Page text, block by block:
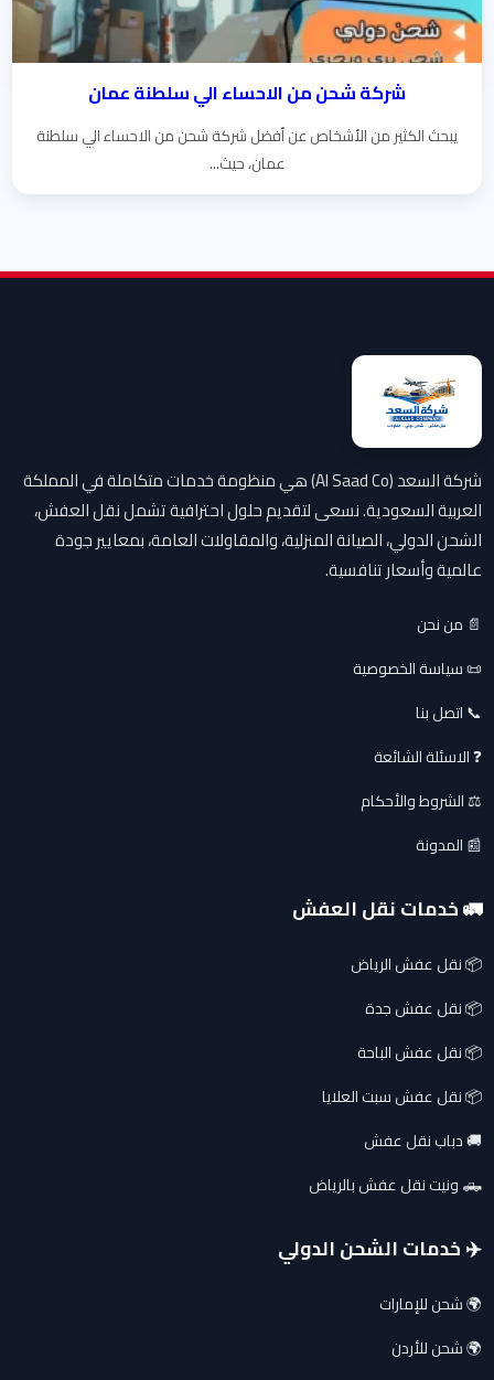
شركة شحن من الاحساء الي سلطنة عمان
يبحث الكثير من الأشخاص عن أفضل شركة شحن من الاحساء الي سلطنة
عمان، حيث...
شركة السعد (Al Saad Co) هي منظومة خدمات متكاملة في المملكة
العربية السعودية. نسعى لتقديم حلول احترافية تشمل نقل العفش،
الشحن الدولي، الصيانة المنزلية، والمقاولات العامة، بمعايير جودة
عالمية وأسعار تنافسية.
📄 من نحن
📜 سياسة الخصوصية
📞 اتصل بنا
❓ الاسئلة الشائعة
⚖️ الشروط والأحكام
📰 المدونة
🚛 خدمات نقل العفش
📦 نقل عفش الرياض
📦 نقل عفش جدة
📦 نقل عفش الباحة
📦 نقل عفش سبت العلايا
🚚 دباب نقل عفش
🛻 ونيت نقل عفش بالرياض
✈️ خدمات الشحن الدولي
🌍 شحن للإمارات
🌍 شحن للأردن